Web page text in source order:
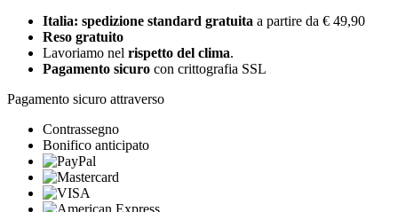
Italia: spedizione standard gratuita a partire da € 49,90
Reso gratuito
Lavoriamo nel rispetto del clima.
Pagamento sicuro con crittografia SSL
Pagamento sicuro attraverso
Contrassegno
Bonifico anticipato